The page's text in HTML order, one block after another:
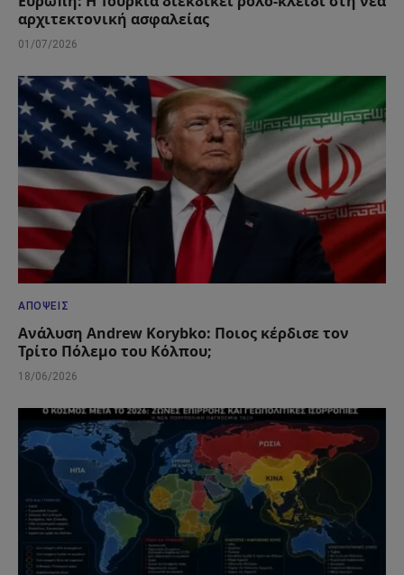
αρχιτεκτονική ασφαλείας
01/07/2026
ΑΠΌΨΕΙΣ
Ανάλυση Andrew Korybko: Ποιος κέρδισε τον
Τρίτο Πόλεμο του Κόλπου;
18/06/2026